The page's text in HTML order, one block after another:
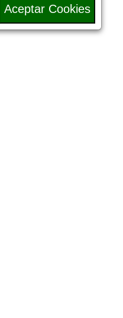
Aceptar Cookies